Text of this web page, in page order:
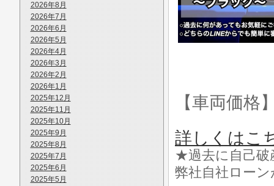
2026年8月
2026年7月
2026年6月
2026年5月
2026年4月
2026年3月
2026年2月
2026年1月
2025年12月
2025年11月
2025年10月
2025年9月
2025年8月
2025年7月
2025年6月
2025年5月
【車両価格
詳しくはこ
★過去に自己破
弊社自社ロー